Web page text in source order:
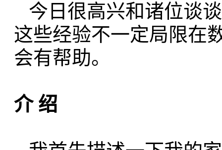
今日很高兴和诸位谈
这些经验不一定局限在
会有帮助。
介 绍